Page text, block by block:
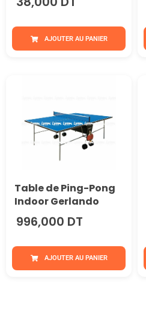
AJOUTER AU PANIER
Table de Ping-Pong
Indoor Gerlando
996,000 DT
AJOUTER AU PANIER